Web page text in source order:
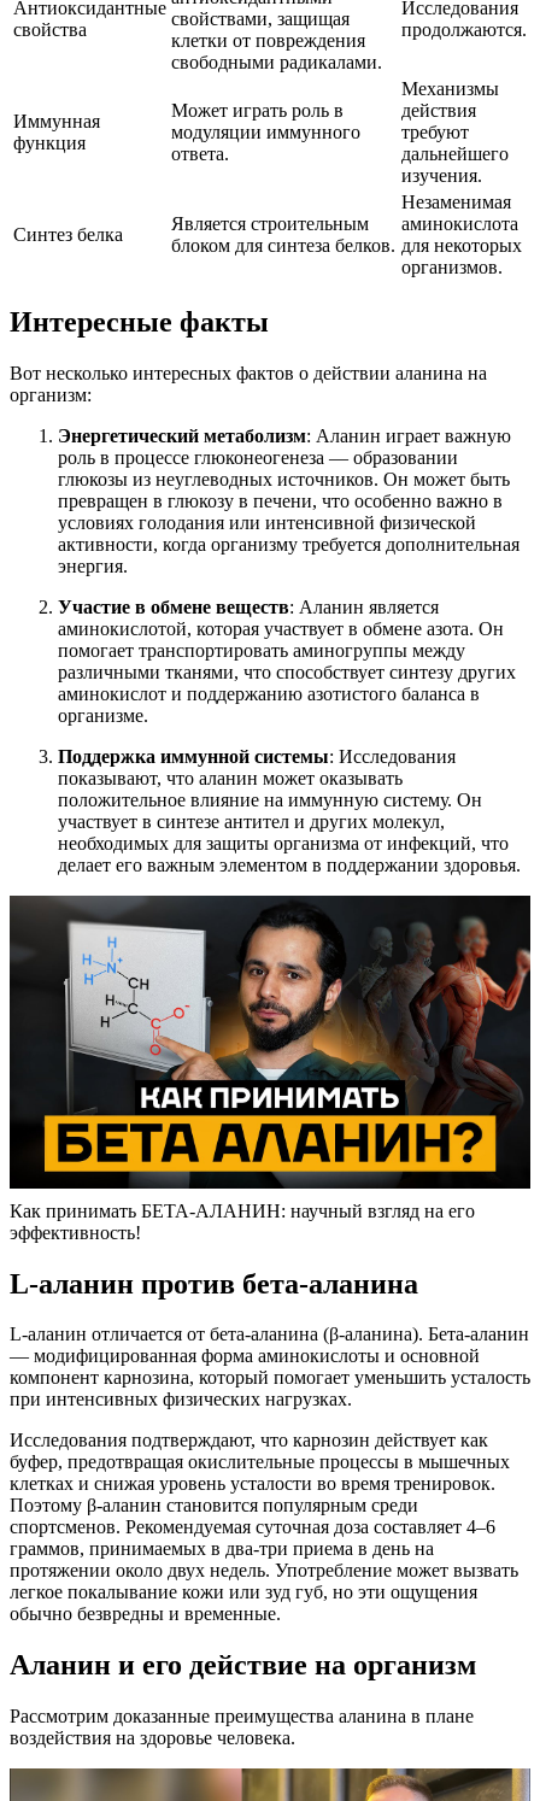
Антиоксидантные
свойства
свойствами, защищая
клетки от повреждения
свободными радикалами.
Исследования
продолжаются.
Иммунная
функция
Может играть роль в
модуляции иммунного
ответа.
Механизмы
действия
требуют
дальнейшего
изучения.
Синтез белка
Является строительным
блоком для синтеза белков.
Незаменимая
аминокислота
для некоторых
организмов.
Интересные факты
Вот несколько интересных фактов о действии аланина на
организм:
Энергетический метаболизм: Аланин играет важную
роль в процессе глюконеогенеза — образовании
глюкозы из неуглеводных источников. Он может быть
превращен в глюкозу в печени, что особенно важно в
условиях голодания или интенсивной физической
активности, когда организму требуется дополнительная
энергия.
Участие в обмене веществ: Аланин является
аминокислотой, которая участвует в обмене азота. Он
помогает транспортировать аминогруппы между
различными тканями, что способствует синтезу других
аминокислот и поддержанию азотистого баланса в
организме.
Поддержка иммунной системы: Исследования
показывают, что аланин может оказывать
положительное влияние на иммунную систему. Он
участвует в синтезе антител и других молекул,
необходимых для защиты организма от инфекций, что
делает его важным элементом в поддержании здоровья.
Как принимать БЕТА-АЛАНИН: научный взгляд на его
эффективность!
L-аланин против бета-аланина
L-аланин отличается от бета-аланина (β-аланина). Бета-аланин
— модифицированная форма аминокислоты и основной
компонент карнозина, который помогает уменьшить усталость
при интенсивных физических нагрузках.
Исследования подтверждают, что карнозин действует как
буфер, предотвращая окислительные процессы в мышечных
клетках и снижая уровень усталости во время тренировок.
Поэтому β-аланин становится популярным среди
спортсменов. Рекомендуемая суточная доза составляет 4–6
граммов, принимаемых в два-три приема в день на
протяжении около двух недель. Употребление может вызвать
легкое покалывание кожи или зуд губ, но эти ощущения
обычно безвредны и временные.
Аланин и его действие на организм
Рассмотрим доказанные преимущества аланина в плане
воздействия на здоровье человека.